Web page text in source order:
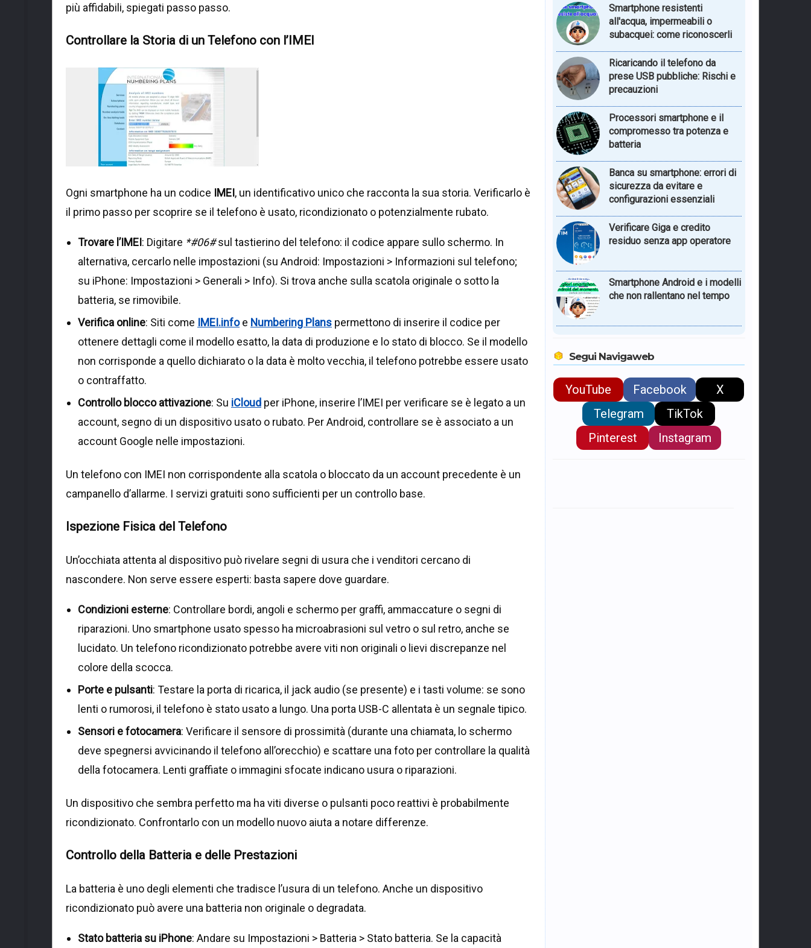
più affidabili, spiegati passo passo.
Controllare la Storia di un Telefono con l’IMEI
Ogni smartphone ha un codice IMEI, un identificativo unico che racconta la sua storia. Verificarlo è
il primo passo per scoprire se il telefono è usato, ricondizionato o potenzialmente rubato.
Trovare l’IMEI: Digitare *#06#sul tastierino del telefono: il codice appare sullo schermo. In
alternativa, cercarlo nelle impostazioni (su Android: Impostazioni > Informazioni sul telefono;
su iPhone: Impostazioni > Generali > Info). Si trova anche sulla scatola originale o sotto la
batteria, se rimovibile.
Verifica online: Siti come IMEI.infoe Numbering Plans permettono di inserire il codice per
ottenere dettagli come il modello esatto, la data di produzione e lo stato di blocco. Se il modello
non corrisponde a quello dichiarato o la data è molto vecchia, il telefono potrebbe essere usato
o contraffatto.
Controllo blocco attivazione: Su iCloud per iPhone, inserire l’IMEI per verificare se è legato a un
account, segno di un dispositivo usato o rubato. Per Android, controllare se è associato a un
account Google nelle impostazioni.
Un telefono con IMEI non corrispondente alla scatola o bloccato da un account precedente è un
campanello d’allarme. I servizi gratuiti sono sufficienti per un controllo base.
Ispezione Fisica del Telefono
Un’occhiata attenta al dispositivo può rivelare segni di usura che i venditori cercano di
nascondere. Non serve essere esperti: basta sapere dove guardare.
Condizioni esterne: Controllare bordi, angoli e schermo per graffi, ammaccature o segni di
riparazioni. Uno smartphone usato spesso ha microabrasioni sul vetro o sul retro, anche se
lucidato. Un telefono ricondizionato potrebbe avere viti non originali o lievi discrepanze nel
colore della scocca.
Porte e pulsanti: Testare la porta di ricarica, il jack audio (se presente) e i tasti volume: se sono
lenti o rumorosi, il telefono è stato usato a lungo. Una porta USB-C allentata è un segnale tipico.
Sensori e fotocamera: Verificare il sensore di prossimità (durante una chiamata, lo schermo
deve spegnersi avvicinando il telefono all’orecchio) e scattare una foto per controllare la qualità
della fotocamera. Lenti graffiate o immagini sfocate indicano usura o riparazioni.
Un dispositivo che sembra perfetto ma ha viti diverse o pulsanti poco reattivi è probabilmente
ricondizionato. Confrontarlo con un modello nuovo aiuta a notare differenze.
Controllo della Batteria e delle Prestazioni
La batteria è uno degli elementi che tradisce l’usura di un telefono. Anche un dispositivo
ricondizionato può avere una batteria non originale o degradata.
Stato batteria su iPhone: Andare su Impostazioni > Batteria > Stato batteria. Se la capacità
Smartphone resistenti
all'acqua, impermeabili o
subacquei: come riconoscerli
Ricaricando il telefono da
prese USB pubbliche: Rischi e
precauzioni
Processori smartphone e il
compromesso tra potenza e
batteria
Banca su smartphone: errori di
sicurezza da evitare e
configurazioni essenziali
Verificare Giga e credito
residuo senza app operatore
Smartphone Android e i modelli
che non rallentano nel tempo
Segui Navigaweb
YouTube Facebook
X
Telegram
TikTok
Pinterest
Instagram